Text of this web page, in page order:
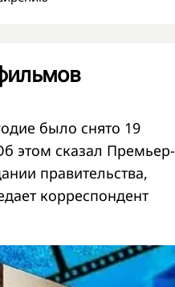
было снято 19
этом сказал Премьер-
правительства,
корреспондент